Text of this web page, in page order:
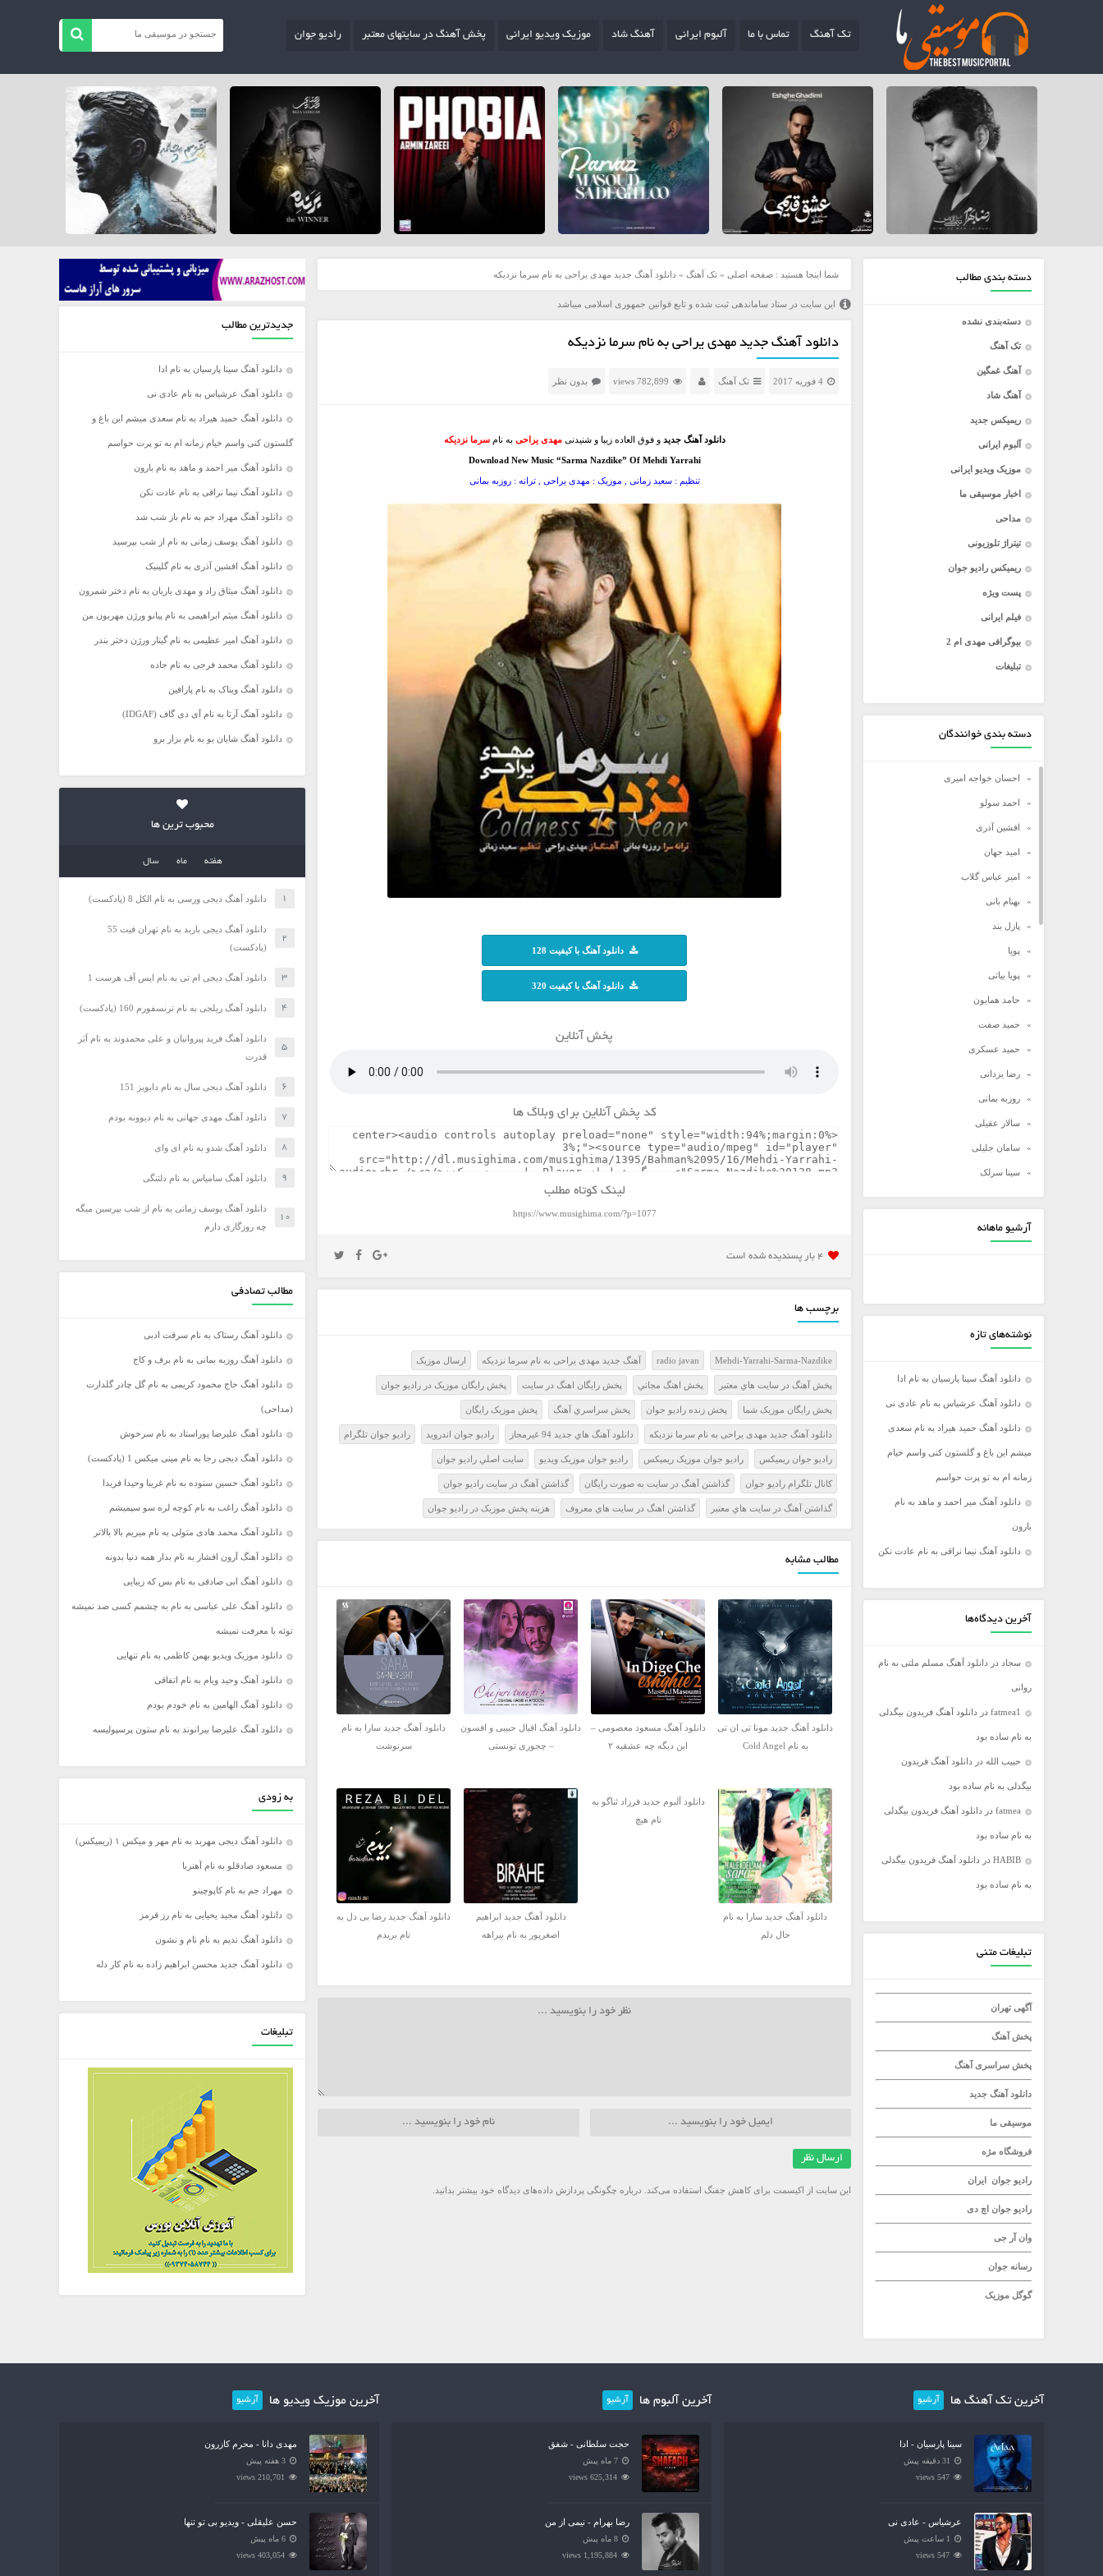
تک آهنگ تماس با ما آلبوم ایرانی آهنگ شاد موزیک ویدیو ایرانی پخش آهنگ در سایتهای معتبر رادیو جوان
دسته بندی مطالب
دسته‌بندی نشده
تک آهنگ
آهنگ غمگین
آهنگ شاد
ریمیکس جدید
آلبوم ایرانی
موزیک ویدیو ایرانی
اخبار موسیقی ما
مداحی
تیتراژ تلوزیونی
ریمیکس رادیو جوان
پست ویژه
فیلم ایرانی
بیوگرافی مهدی ام 2
تبلیغات
دسته بندی خوانندگان
احسان خواجه امیری
احمد سولو
افشین آدری
امید جهان
امیر عباس گلاب
بهنام بانی
پازل بند
پویا
پویا بیاتی
حامد همایون
حمید صفت
حمید عسکری
رضا یزدانی
روزبه بمانی
سالار عقیلی
سامان جلیلی
سینا سرلک
شادمهر عقیلی
مجید خراطها
محسن ابراهیم زاده
محسن یگانه
محمد رضا گلزار
محمد علیزاده
مرتضی اشرفی
مرتضی سرمدی
مهدی جهانی
مهدی یغمایی
میثم ابراهیمی
میلاد راستاد
آرشیو ماهانه
نوشته‌های تازه
دانلود آهنگ سینا پارسیان به نام ادا
دانلود آهنگ عرشیاس به نام عادی نی
دانلود آهنگ حمید هیراد به نام سعدی
میشم این باغ و گلستون کنی واسم خیام
زمانه ام به تو پرت حواسم
دانلود آهنگ میر احمد و ماهد به نام
بارون
دانلود آهنگ نیما نراقی به نام عادت نکن
آخرین دیدگاه‌ها
سجاد در دانلود آهنگ مسلم ملتی به نام
روانی
fatmea1 در دانلود آهنگ فریدون بیگدلی
به نام ساده بود
حبیب الله در دانلود آهنگ فریدون
بیگدلی به نام ساده بود
fatmea در دانلود آهنگ فریدون بیگدلی
به نام ساده بود
HABIB در دانلود آهنگ فریدون بیگدلی
به نام ساده بود
تبلیغات متنی
آگهی تهران
پخش آهنگ
پخش سراسری آهنگ
دانلود آهنگ جدید
موسیقی ما
فروشگاه مژه
رادیو جوان ایران
رادیو جوان اچ دی
وان آر جی
رسانه جوان
گوگل موزیک
شما اینجا هستید : صفحه اصلی » تک آهنگ » دانلود آهنگ جدید مهدی یراحی به نام سرما نزدیکه
این سایت در ستاد ساماندهی ثبت شده و تابع قوانین جمهوری اسلامی میباشد
دانلود آهنگ جدید مهدی یراحی به نام سرما نزدیکه
4 فوریه 2017 تک آهنگ 782,899 views بدون نظر
دانلود آهنگ جدید و فوق العاده زیبا و شنیدنیمهدی یراحی به نامسرما نزدیکه
Download New Music “Sarma Nazdike” Of Mehdi Yarrahi
تنظیم : سعید زمانی , موزیک : مهدی یراحی , ترانه : روزبه بمانی
دانلود آهنگ با کیفیت 128
دانلود آهنگ با کیفیت 320
پخش آنلاین
کد پخش آنلاین برای وبلاگ ها
لینک کوتاه مطلب
https://www.musighima.com/?p=1077
4 بار پسنديده شده است
برچسب ها
Mehdi-Yarrahi-Sarma-Nazdike
radio javan آهنگ جدید مهدی یراحی به نام سرما نزدیکه ارسال موزيک
پخش آهنگ در سايت هاي معتبر پخش اهنگ مجاني پخش رايگان اهنگ در سايت پخش رايگان موزيک در راديو جوان
پخش رايگان موزيک شما پخش زنده راديو جوان پخش سراسري آهنگ پخش موزيک رايگان
دانلود آهنگ جدید مهدی یراحی به نام سرما نزدیکه دانلود آهنگ هاي جديد 94 غيرمجاز راديو جوان اندرويد راديو جوان تلگرام
راديو جوان ريميکس راديو جوان موزيک ريميکس راديو جوان موزيک ويديو سايت اصلي راديو جوان
کانال تلگرام راديو جوان گذاشتن آهنگ در سايت به صورت رايگان گذاشتن آهنگ در سايت راديو جوان
گذاشتن آهنگ در سايت هاي معتبر گذاشتن اهنگ در سايت هاي معروف هزينه پخش موزيک در راديو جوان
مطالب مشابه
دانلود آهنگ جدید مونا تی ان تی
به نام Cold Angel
دانلود آهنگ مسعود معصومی –
این دیگه چه عشقیه ۲
دانلود آهنگ اقبال حبیبی و افسون
– چجوری تونستی
دانلود آهنگ جدید سارا به نام
سرنوشت
دانلود آهنگ جدید سارا به نام
حال دلم
دانلود آلبوم جدید فرزاد ثناگو به
نام هیچ
دانلود آهنگ جدید ابراهیم
اصغرپور به نام بیراهه
دانلود آهنگ جدید رضا بی دل به
نام بریدم
این سایت از اکیسمت برای کاهش جفنگ استفاده می‌کند. درباره چگونگی پردازش داده‌های دیدگاه خود بیشتر بدانید.
جدیدترین مطالب
دانلود آهنگ سینا پارسیان به نام ادا
دانلود آهنگ عرشیاس به نام عادی نی
دانلود آهنگ حمید هیراد به نام سعدی میشم این باغ و
گلستون کنی واسم خیام زمانه ام به تو پرت حواسم
دانلود آهنگ میر احمد و ماهد به نام بارون
دانلود آهنگ نیما نراقی به نام عادت نکن
دانلود آهنگ مهراد جم به نام باز شب شد
دانلود آهنگ یوسف زمانی به نام از شب بپرسید
دانلود آهنگ افشین آذری به نام گلینیک
دانلود آهنگ میثاق راد و مهدی یاریان به نام دختر شمرون
دانلود آهنگ میثم ابراهیمی به نام پیانو ورژن مهربون من
دانلود آهنگ امیر عظیمی به نام گیتار ورژن دختر بندر
دانلود آهنگ محمد فرجی به نام جاده
دانلود آهنگ ویناک به نام پارافین
دانلود آهنگ آرتا به نام آی دی گاف (IDGAF)
دانلود آهنگ شایان یو به نام بزار برو
محبوب ترین ها
هفته ماه سال
دانلود آهنگ دیجی ورسی به نام الکل 8 (پادکست)
دانلود آهنگ دیجی باربد به نام تهران فیت 55
(پادکست)
دانلود آهنگ دیجی ام تی به نام ایس آف هرست 1
دانلود آهنگ ریلجی به نام ترنسفورم 160 (پادکست)
دانلود آهنگ فرید پیروانیان و علی محمدوند به نام اَبَر
قدرت
دانلود آهنگ دیجی سال به نام دابویز 151
دانلود آهنگ مهدی جهانی به نام دیوونه بودم
دانلود آهنگ شدو به نام ای وای
دانلود آهنگ سامیاس به نام دلتنگی
دانلود آهنگ یوسف زمانی به نام از شب بپرسین میگه
چه روزگاری دارم
مطالب تصادفی
دانلود آهنگ رستاک به نام سرقت ادبی
دانلود آهنگ روزبه بمانی به نام برف و کاج
دانلود آهنگ حاج محمود کریمی به نام گل چادر گلدارت
(مداحی)
دانلود آهنگ علیرضا پوراستاد به نام سرخوش
دانلود آهنگ دیجی رجا به نام مینی میکس 1 (پادکست)
دانلود آهنگ حسین ستوده به نام غریبا وحیدا فریدا
دانلود آهنگ راغب به نام کوچه لره سو سپمیشم
دانلود آهنگ محمد هادی متولی به نام میریم بالا بالاتر
دانلود آهنگ آرون افشار به نام بذار همه دنیا بدونه
دانلود آهنگ ابی صادقی به نام بس که زیبایی
دانلود آهنگ علی عباسی به نام به چشمم کسی صد نمیشه
توئه با معرفت نمیشه
دانلود موزیک ویدیو بهمن کاظمی به نام تنهایی
دانلود آهنگ وحید ویام به نام اتفاقی
دانلود آهنگ الهامین به نام خودم بودم
دانلود آهنگ علیرضا بیرانوند به نام ستون پرسپولیسه
به زودی
دانلود آهنگ دیجی مهربد به نام مهر و میکس ۱ (ریمیکس)
مسعود صادقلو به نام آهنربا
مهراد جم به نام کاپوچینو
دانلود آهنگ مجید یحیایی به نام رز قرمز
دانلود آهنگ ندیم به نام نام و نشون
دانلود آهنگ جدید محسن ابراهیم زاده به نام کار دله
تبلیغات
آخرین تک آهنگ ها آرشیو
سینا پارسیان - ادا
31 دقیقه پیش
547 views
عرشیاس - عادی نی
1 ساعت پیش
547 views
آخرین آلبوم ها آرشیو
حجت سلطانی - شفق
7 ماه پیش
625,314 views
رضا بهرام - نیمی از من
8 ماه پیش
1,195,884 views
آخرین موزیک ویدیو ها آرشیو
مهدی دانا - محرم کازرون
3 هفته پیش
210,701 views
حسن علیقلی - ویدیو بی تو تنها
6 ماه پیش
403,054 views